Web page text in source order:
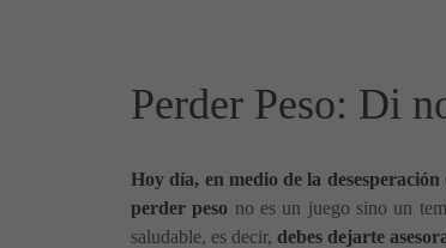
Perder Peso: Di
Hoy día, en medio de la
perder peso no es un juego sino un
saludable, es decir, debes dejarte